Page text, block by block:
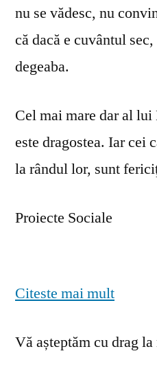
nu se vă­desc, nu
că dacă e cuvântul
degeaba.
Cel mai mare dar al
este dragostea. Iar cei
la rândul lor, sunt
Proiecte Sociale
Citeste mai mult
Vă așteptăm cu drag